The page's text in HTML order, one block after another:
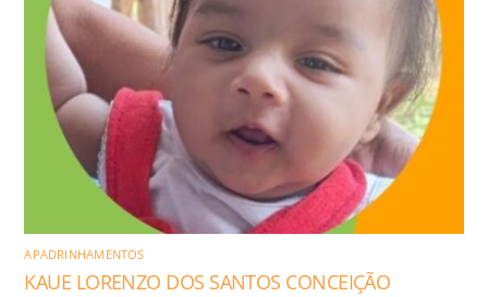
APADRINHAMENTOS
KAUE LORENZO DOS SANTOS CONCEIÇÃO